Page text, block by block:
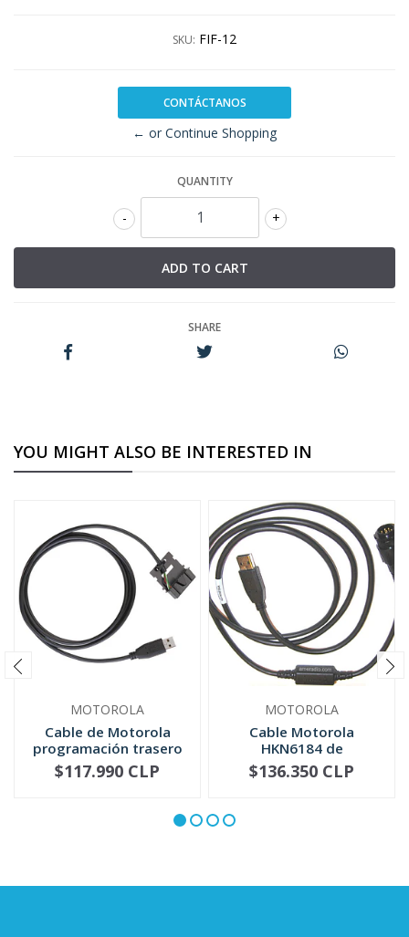
SKU: FIF-12
CONTÁCTANOS
← or Continue Shopping
QUANTITY
+
-
SHARE
YOU MIGHT ALSO BE INTERESTED IN
MOTOROLA
Cable de Motorola
programación trasero
serie DE...
+
$117.990 CLP
MOTOROLA
Cable Motorola
HKN6184 de
programación frontal
...
+
$136.350 CLP